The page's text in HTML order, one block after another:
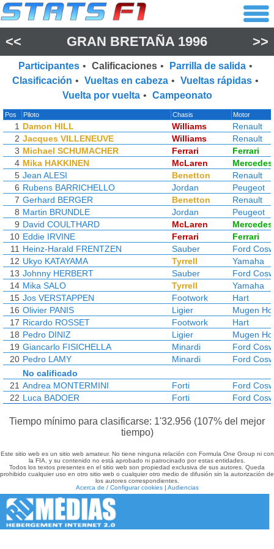
<< GRAN BRETAÑA 1996 >>
Participantes • Calificaciones • Parrilla de salida •
Clasificación • Vueltas en cabeza • Vueltas rápidas •
Vuelta por vuelta • Campeonato
Pos Piloto Chasis Motor
1 Damon HILL Williams
Renault
2 Jacques VILLENEUVE Williams
Renault
3 Michael SCHUMACHER Ferrari
Ferrari
4 Mika HAKKINEN McLaren
Mercedes
5 Jean ALESI Benetton
Renault
6 Rubens BARRICHELLO Jordan
Peugeot
7 Gerhard BERGER Benetton
Renault
8 Martin BRUNDLE Jordan
Peugeot
9 David COULTHARD McLaren
Mercedes
10 Eddie IRVINE Ferrari
Ferrari
11 Heinz-Harald FRENTZEN Sauber
Ford
12 Ukyo KATAYAMA Tyrrell
Yamaha
13 Johnny HERBERT Sauber
Ford
14 Mika SALO Tyrrell
Yamaha
15 Jos VERSTAPPEN Footwork
Hart
16 Olivier PANIS Ligier
Mugen
17 Ricardo ROSSET Footwork
Hart
18 Pedro DINIZ Ligier
Mugen
19 Giancarlo FISICHELLA Minardi
Ford
20 Pedro LAMY Minardi
Ford
No calificado
21 Andrea MONTERMINI Forti
Ford
22 Luca BADOER Forti Ford
Tiempo mínimo para clasificarse: 1'32.956 (107% del mejor
tiempo)
Este sitio web es un sitio web amateur. No tiene ninguna relación con Formula One Group ni con
la FIA, y su contenido no está aprobado ni patrocinado por estas entidades.
Todos los textos presentes en el sitio web son propiedad exclusiva de sus autores. Queda
prohibido cualquier uso en otro sitio web o cualquier otro medio de difusión sin la autorización de
los autores correspondientes.
Acerca de / Configurar cookies| Audiencias